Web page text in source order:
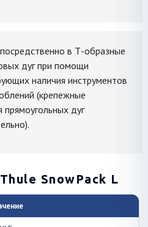
в Т-образные
дуг при помощи
наличия инструментов
(крепежные
прямоугольных дуг
SnowPack L